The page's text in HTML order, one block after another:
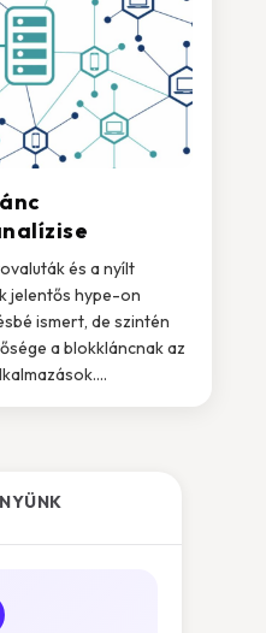
és a nyílt
jelentős hype-on
ismert, de szintén
a blokkláncnak az